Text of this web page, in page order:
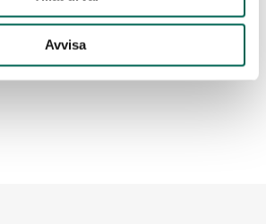
Avvisa